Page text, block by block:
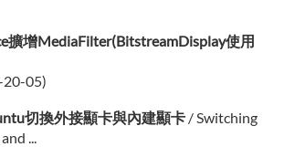
擴增MediaFilter(BitstreamDisplay使用
20-05)
切換外接顯卡與內建顯卡 / Switching
...